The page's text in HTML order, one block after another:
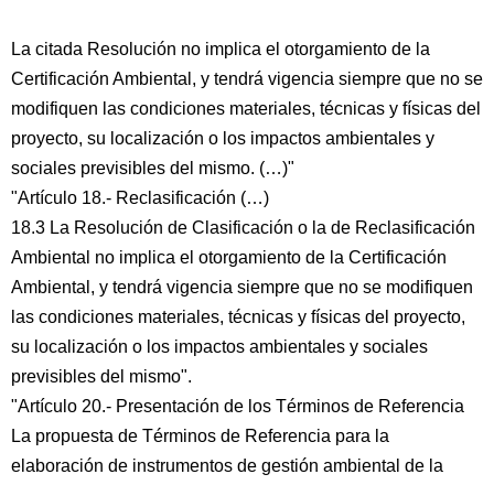
La citada Resolución no implica el otorgamiento de la
Certificación Ambiental, y tendrá vigencia siempre que no se
modifiquen las condiciones materiales, técnicas y físicas del
proyecto, su localización o los impactos ambientales y
sociales previsibles del mismo. (…)"
"Artículo 18.- Reclasificación (…)
18.3 La Resolución de Clasificación o la de Reclasificación
Ambiental no implica el otorgamiento de la Certificación
Ambiental, y tendrá vigencia siempre que no se modifiquen
las condiciones materiales, técnicas y físicas del proyecto,
su localización o los impactos ambientales y sociales
previsibles del mismo".
"Artículo 20.- Presentación de los Términos de Referencia
La propuesta de Términos de Referencia para la
elaboración de instrumentos de gestión ambiental de la